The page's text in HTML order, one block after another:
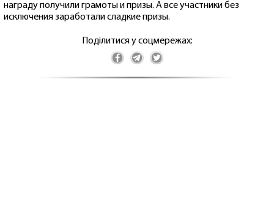
награду получили грамоты и призы. А все участники без
исключения заработали сладкие призы.
Поділитися у соцмережах: